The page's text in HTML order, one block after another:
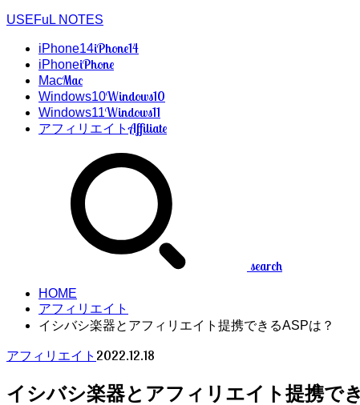
USEFuL NOTES
iPhone14iPhone14
iPhoneiPhone
MacMac
Windows10Windows10
Windows11Windows11
アフィリエイトAffiliate
search
HOME
アフィリエイト
イシバシ楽器とアフィリエイト提携できるASPは？
アフィリエイト 2022.12.18
イシバシ楽器とアフィリエイト提携で